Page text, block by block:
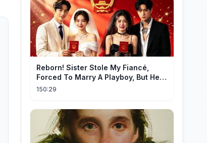
Reborn! Sister Stole My Fiancé,
Forced To Marry A Playboy, But He
Doted On Me Like A Princess!
150:29